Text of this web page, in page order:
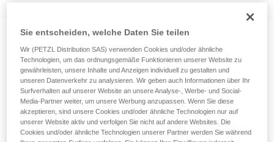
Sie entscheiden, welche Daten Sie teilen
Wir (PETZL Distribution SAS) verwenden Cookies und/oder ähnliche
Technologien, um das ordnungsgemäße Funktionieren unserer Website zu
gewährleisten, unsere Inhalte und Anzeigen individuell zu gestalten und
unseren Datenverkehr zu analysieren. Wir geben auch Informationen über Ihr
Surfverhalten auf unserer Website an unsere Analyse-, Werbe- und Social-
Media-Partner weiter, um unsere Werbung anzupassen. Wenn Sie diese
akzeptieren, sind unsere Cookies und/oder ähnliche Technologien nur auf
unserer Website aktiv und verfolgen Sie nicht auf andere Websites. Die
Cookies und/oder ähnliche Technologien unserer Partner werden Sie während